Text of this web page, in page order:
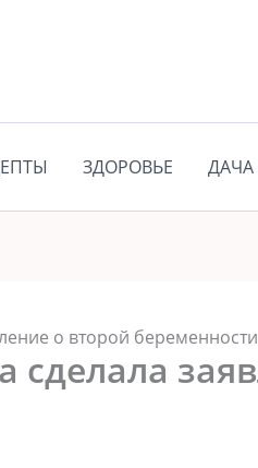
ЗДОРОВЬЕ ДАЧА
о второй беременности
сделала